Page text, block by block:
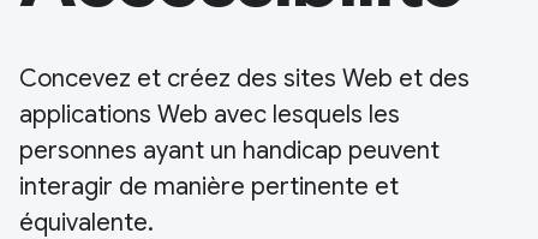
Concevez et créez des sites Web et des
applications Web avec lesquels les
personnes ayant un handicap peuvent
interagir de manière pertinente et
équivalente.